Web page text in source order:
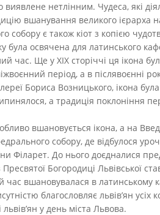
нетлінним. Чудеса, які
вшанування великого ієрарха
є також кіот з копією
була освячена для латинського
час. Ще у XIX сторіччі ця ікона
період, а в післявоєнні
Бориса Возницького, ікона
а традиція поклоніння
вшановується ікона, а на
собору, де відбулося
Філарет. До нього доєдналися
Богородиці Львівської
час вшановувалася в латинському
благословляє львів’ян
у день міста Львова.